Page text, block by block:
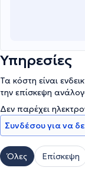
Υπηρεσίες
Τα κόστη είναι
την επίσκεψη
Δεν παρέχει
Συνδέσου για να
Όλες Επίσκεψη